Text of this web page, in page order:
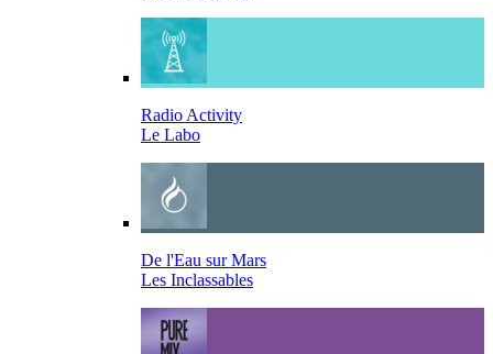
Radio Activity
Le Labo
De l'Eau sur Mars
Les Inclassables